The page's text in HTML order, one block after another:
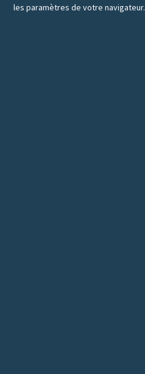
les paramètres de votre navigateur.